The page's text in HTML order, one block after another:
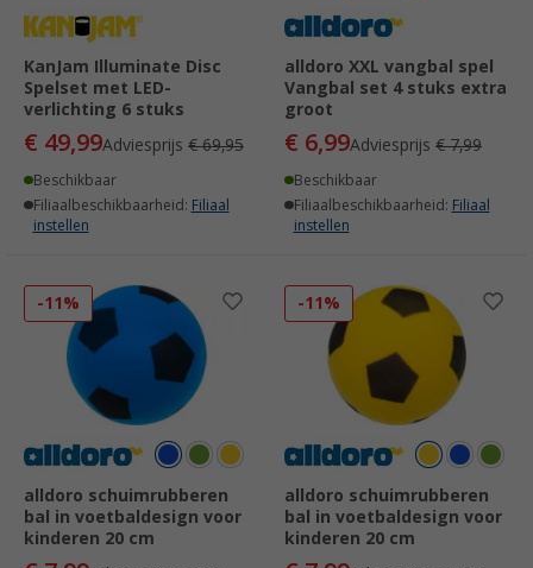
KanJam Illuminate Disc
Spelset met LED-
verlichting 6 stuks
€ 49,99Adviesprijs € 69,95
Beschikbaar
Filiaalbeschikbaarheid: Filiaal
instellen
alldoro XXL vangbal spel
Vangbal set 4 stuks extra
groot
€ 6,99Adviesprijs € 7,99
Beschikbaar
Filiaalbeschikbaarheid: Filiaal
instellen
-11%
alldoro schuimrubberen
bal in voetbaldesign voor
kinderen 20 cm
-11%
alldoro schuimrubberen
bal in voetbaldesign voor
kinderen 20 cm